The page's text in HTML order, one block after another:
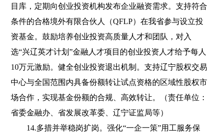
目库，定期向创业投资机构发布企业融资需求。支持符合
条件的合格境外有限合伙人（QFLP）在我省参与设立投
资基金。鼓励培养创业投资高质量人才和团队，对入
选“兴辽英才计划”金融人才项目的创业投资人才给予每人
10万元激励。健全创业投资退出机制。支持辽宁股权交易
中心与全国范围内具备份额转让试点资格的区域性股权市
场合作，实现基金份额的合规、高效转让。（责任单位：
省委金融办、省发展改革委、辽宁证监局等）
14.多措并举稳岗扩岗。强化“一企一策”用工服务保